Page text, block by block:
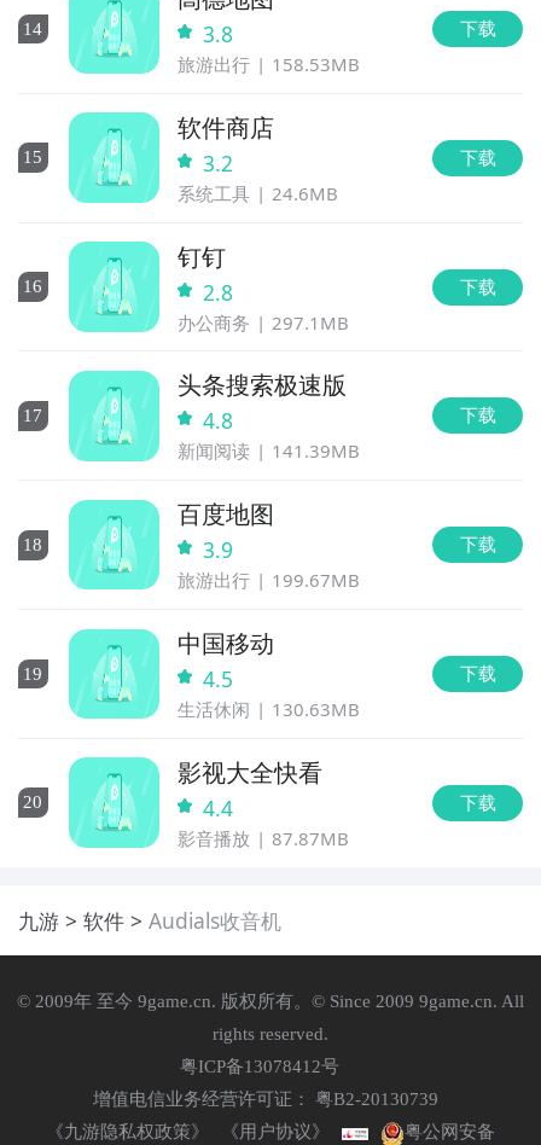
14 3.8
旅游出行 158.53MB
下载
15
软件商店
3.2
系统工具 24.6MB
下载
16
钉钉
2.8
办公商务 297.1MB
下载
17
头条搜索极速版
4.8
新闻阅读 141.39MB
下载
18
百度地图
3.9
旅游出行 199.67MB
下载
19
中国移动
4.5
生活休闲 130.63MB
下载
20
影视大全快看
4.4
影音播放 87.87MB
下载
九游 软件 Audials收音机
© 2009年 至今 9game.cn. 版权所有。© Since 2009 9game.cn. All
rights reserved.
粤ICP备13078412号
增值电信业务经营许可证： 粤B2-20130739
《九游隐私权政策》
《用户协议》 粤公网安备